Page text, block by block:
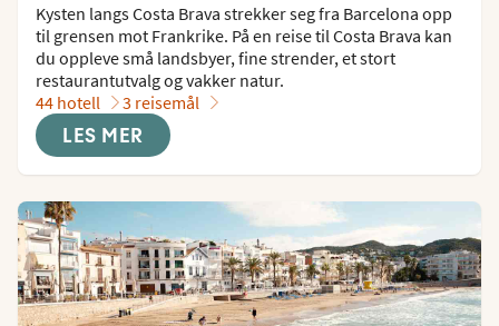
Kysten langs Costa Brava strekker seg fra Barcelona opp
til grensen mot Frankrike. På en reise til Costa Brava kan
du oppleve små landsbyer, fine strender, et stort
restaurantutvalg og vakker natur.
44 hotell
3 reisemål
LES MER